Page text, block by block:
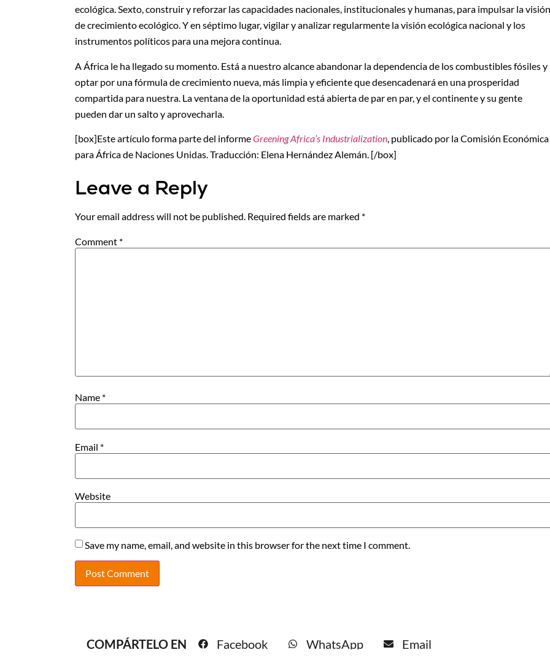
ecológica. Sexto, construir y reforzar las capacidades nacionales, institucionales y humanas, para impulsar la visión
de crecimiento ecológico. Y en séptimo lugar, vigilar y analizar regularmente la visión ecológica nacional y los
instrumentos políticos para una mejora continua.
A África le ha llegado su momento. Está a nuestro alcance abandonar la dependencia de los combustibles fósiles y
optar por una fórmula de crecimiento nueva, más limpia y eficiente que desencadenará en una prosperidad
compartida para nuestra. La ventana de la oportunidad está abierta de par en par, y el continente y su gente
pueden dar un salto y aprovecharla.
[box]Este artículo forma parte del informeGreening Africa’s Industrialization, publicado por la Comisión Económica
para África de Naciones Unidas. Traducción: Elena Hernández Alemán. [/box]
Leave a Reply
Your email address will not be published. Required fields are marked *
Comment *
Name *
Email *
Website
Save my name, email, and website in this browser for the next time I comment.
COMPÁRTELO EN Facebook WhatsApp Email